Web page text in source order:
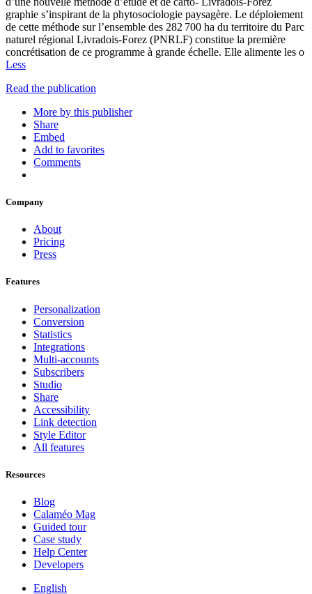
graphie s’inspirant de la phytosociologie paysagère. Le déploiement
de cette méthode sur l’ensemble des 282 700 ha du territoire du Parc
naturel régional Livradois-Forez (PNRLF) constitue la première
concrétisation de ce programme à grande échelle. Elle alimente les o
Less
Read the publication
More by this publisher
Share
Embed
Add to favorites
Comments
Company
About
Pricing
Press
Features
Personalization
Conversion
Statistics
Integrations
Multi-accounts
Subscribers
Studio
Share
Accessibility
Link detection
Style Editor
All features
Resources
Blog
Calaméo Mag
Guided tour
Case study
Help Center
Developers
English